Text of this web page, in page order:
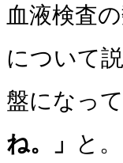
血液検査
について
盤になっ
ね。」
と。